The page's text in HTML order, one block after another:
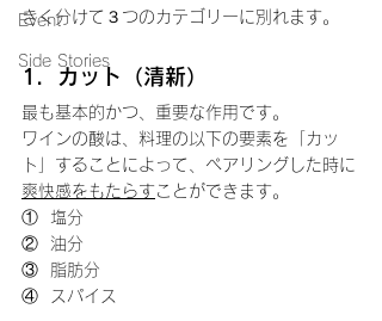
Event
Side Stories
きく分けて３つのカテゴリーに別れます。
1.  カット（清新）
最も基本的かつ、重要な作用です。
ワインの酸は、料理の以下の要素を「カッ
ト」することによって、ペアリングした時に
爽快感をもたらすことができます。
①  塩分
②  油分
③  脂肪分
④  スパイス